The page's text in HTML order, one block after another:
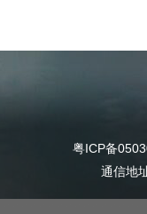
粤ICP备
通信地